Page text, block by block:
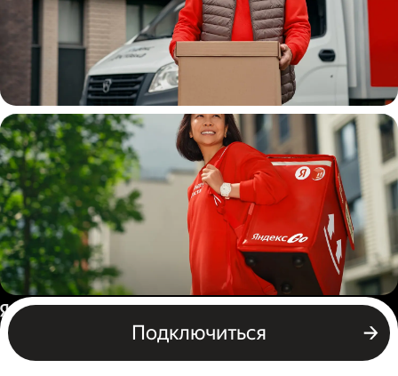
Водитель
грузовой машины
Пеший курьер
Подключиться
Россия
Бизнесу